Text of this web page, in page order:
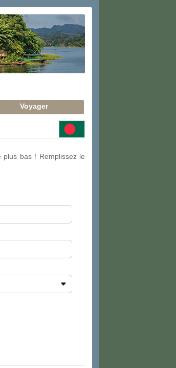
Voyager
bas ! Remplissez le